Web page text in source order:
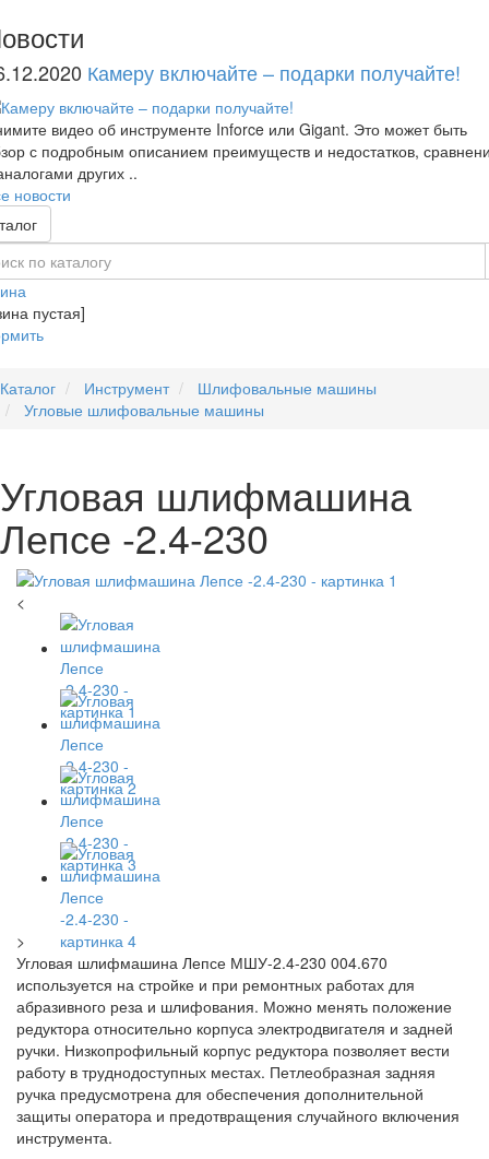
Камеру включайте – подарки получайте!
видео об инструменте Inforce или Gigant. Это может быть
с подробным описанием преимуществ и недостатков,
других ..
новости
пустая]
Каталог Инструмент
Шлифовальные машины
Угловые шлифовальные машины
Угловая шлифмашина
Лепсе -2.4-230
<
>
Угловая шлифмашина Лепсе МШУ-2.4-230 004.670
используется на стройке и при ремонтных работах для
абразивного реза и шлифования. Можно менять положение
редуктора относительно корпуса электродвигателя и задней
ручки. Низкопрофильный корпус редуктора позволяет вести
работу в труднодоступных местах. Петлеобразная задняя
ручка предусмотрена для обеспечения дополнительной
защиты оператора и предотвращения случайного включения
инструмента.